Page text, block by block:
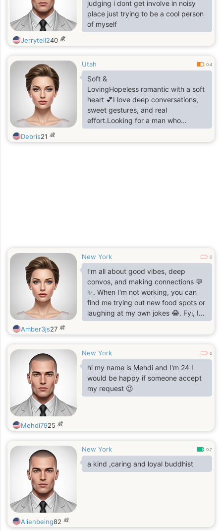
judging i dont get involve in noisy
place just trying to be a cool person
of myself
Jerrytell240 歳
Utah 0.4
Soft &
LovingHopeless romantic with a soft
heart 💕I love deep conversations,
sweet gestures, and real
effort.Looking for a man who
believes in love, not games Feminine
&
Debris21 歳
New York 0
I'm all about good vibes, deep
convos, and making connections 💬
✨. When I'm not working, you can
find me trying out new food spots or
laughing at my own jokes 😂. Fyi, I
have a speech impediment, so let's
keep it real and take our time 💖. If
don't mind a few 'ums' and pauses,
let's vibe 🛋️"
Amber3js27 歳
New York 0
hi my name is Mehdi and I'm 24 I
would be happy if someone accept
my request 😉
Mehdi7925 歳
New York 0.7
a kind ,caring and loyal buddhist
Alienbeing82 歳